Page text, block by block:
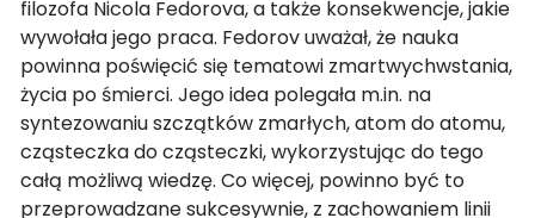
filozofa Nicola Fedorova, a także konsekwencje, jakie
wywołała jego praca. Fedorov uważał, że nauka
powinna poświęcić się tematowi zmartwychwstania,
życia po śmierci. Jego idea polegała m.in. na
syntezowaniu szczątków zmarłych, atom do atomu,
cząsteczka do cząsteczki, wykorzystując do tego
całą możliwą wiedzę. Co więcej, powinno być to
przeprowadzane sukcesywnie, z zachowaniem linii